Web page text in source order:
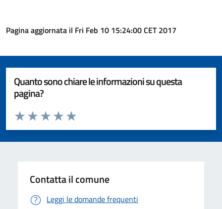
Pagina aggiornata il Fri Feb 10 15:24:00 CET 2017
Quanto sono chiare le informazioni su questa
pagina?
Valuta da 1 a 5 stelle la pagina
Valuta 5 stelle su 5
Valuta 4 stelle su 5
Valuta 3 stelle su 5
Valuta 2 stelle su 5
Valuta 1 stelle su 5
Contatta il comune
Leggi le domande frequenti